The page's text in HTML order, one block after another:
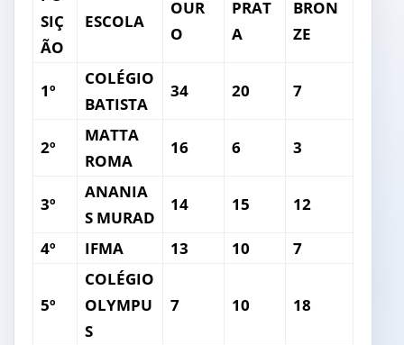
SIÇ
ÃO
ESCOLA
OUR
O
PRAT
A
BRON
ZE
1º
COLÉGIO
BATISTA
34 20 7
2º
MATTA
ROMA
16 6 3
3º
ANANIA
S MURAD
14 15 12
4º IFMA 13 10 7
5º
COLÉGIO
OLYMPU
S
7 10 18